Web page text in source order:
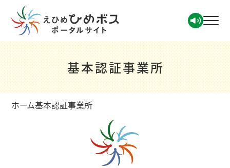
基本認証事業所
ホーム基本認証事業所